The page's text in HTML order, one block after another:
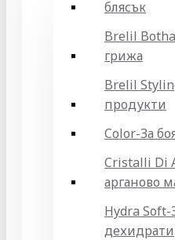
блясък
Brelil
грижа
Brelil
продукти
Color-За
Cristalli Di
арганово
Hydra Soft-